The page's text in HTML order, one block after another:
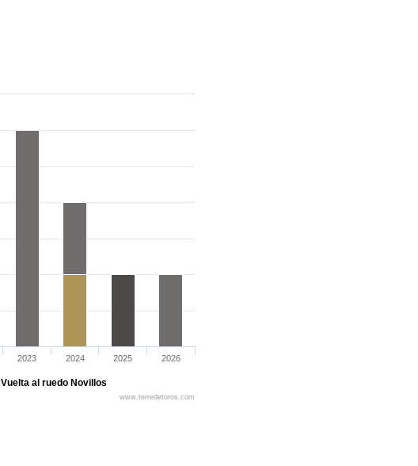
Vuelta al ruedo Novillos
2023 2024 2025 2026
www.terredetoros.com